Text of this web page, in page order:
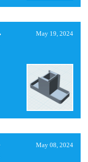
May 19, 2024
May 08, 2024